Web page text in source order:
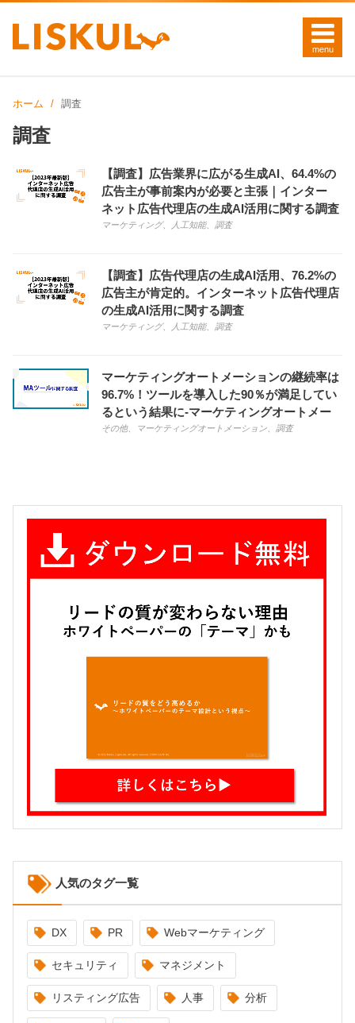
ホーム 調査
調査
【調査】広告業界に広がる生成AI、64.4%の
広告主が事前案内が必要と主張｜インター
ネット広告代理店の生成AI活用に関する調査
マーケティング、 人工知能、 調査
【調査】広告代理店の生成AI活用、76.2%の
広告主が肯定的。インターネット広告代理店
の生成AI活用に関する調査
マーケティング、 人工知能、 調査
マーケティングオートメーションの継続率は
96.7%！ツールを導入した90％が満足してい
るという結果に-マーケティングオートメー
ションに関する調査
その他、 マーケティングオートメーション 調査
人気のタグ一覧
DX PR Webマーケティング
セキュリティ マネジメント
リスティング広告 人事 分析